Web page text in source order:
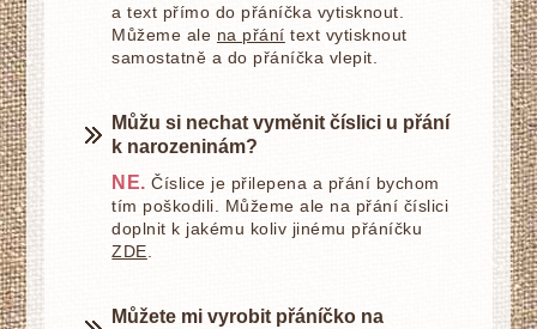
a text přímo do přáníčka vytisknout.
Můžeme ale na přání text vytisknout
samostatně a do přáníčka vlepit.
Můžu si nechat vyměnit číslici u přání
k narozeninám?
NE. Číslice je přilepena a přání bychom
tím poškodili. Můžeme ale na přání číslici
doplnit k jakému koliv jinému přáníčku
ZDE
Můžete mi vyrobit přáníčko na